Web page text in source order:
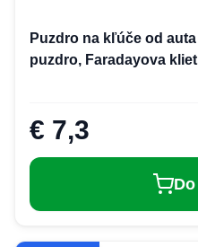
Puzdro na kľúče od
puzdro, Faradayova
€ 7,3